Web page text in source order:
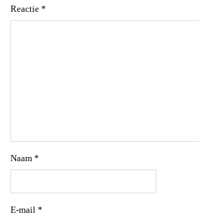
Reactie *
Naam *
E-mail *